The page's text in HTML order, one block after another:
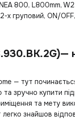
800, L800mm,
х груповий, ON/
— тут
та зручно купити
та мету
знайшов